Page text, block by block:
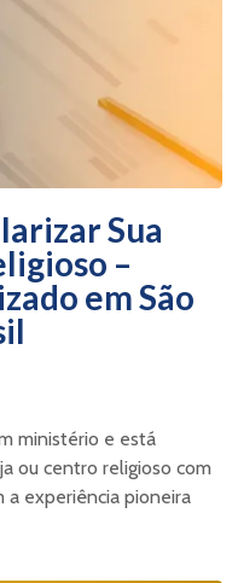
Sua
–
em São
ministério e está
ou centro religioso com
a experiência pioneira